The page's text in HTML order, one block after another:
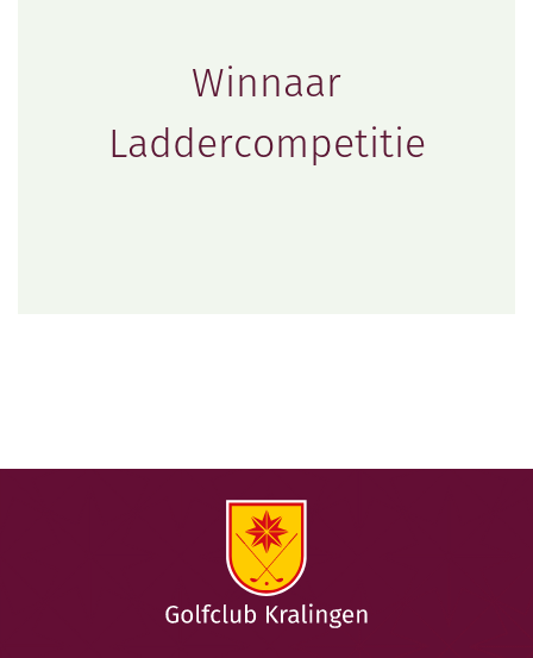
Winnaar
Laddercompetitie